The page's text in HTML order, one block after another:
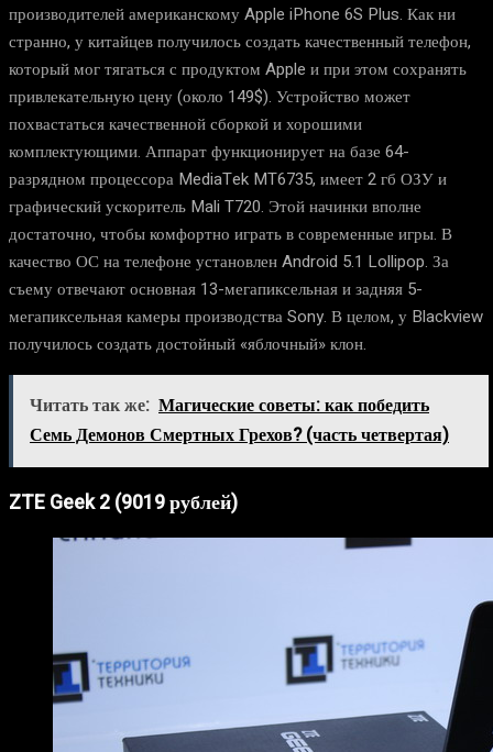
производителей американскому Apple iPhone 6S Plus. Как ни
странно, у китайцев получилось создать качественный телефон,
который мог тягаться с продуктом Apple и при этом сохранять
привлекательную цену (около 149$). Устройство может
похвастаться качественной сборкой и хорошими
комплектующими. Аппарат функционирует на базе 64-
разрядном процессора MediaTek MT6735, имеет 2 гб ОЗУ и
графический ускоритель Mali T720. Этой начинки вполне
достаточно, чтобы комфортно играть в современные игры. В
качество ОС на телефоне установлен Android 5.1 Lollipop. За
съему отвечают основная 13-мегапиксельная и задняя 5-
мегапиксельная камеры производства Sony. В целом, у Blackview
получилось создать достойный «яблочный» клон.
Читать так же: Магические советы: как победить
Семь Демонов Смертных Грехов? (часть четвертая)
ZTE Geek 2 (9019 рублей)